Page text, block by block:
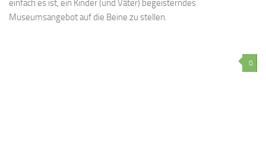
einfach es ist, ein Kinder (und Väter) begeisterndes
Museumsangebot auf die Beine zu stellen.
0